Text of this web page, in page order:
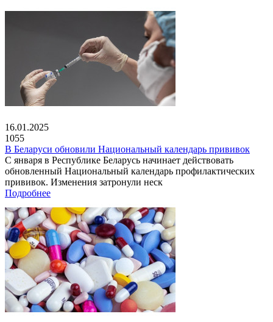
16.01.2025
1055
В Беларуси обновили Национальный календарь прививок
С января в Республике Беларусь начинает действовать
обновленный Национальный календарь профилактических
прививок. Изменения затронули неск
Подробнее